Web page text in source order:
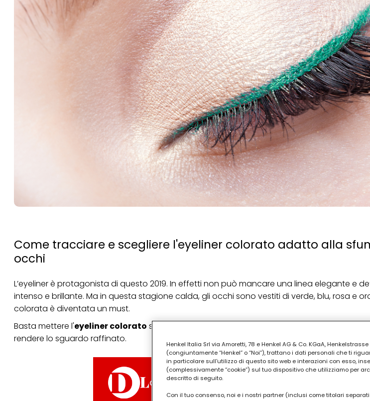
Come tracciare e scegliere l'eyeliner colorato adatto alla
occhi
PUBBLICITA'
L’eyeliner è protagonista di questo 2019. In effetti non può mancare una linea elegante e
intenso e brillante. Ma in questa stagione calda, gli occhi sono vestiti di verde, blu, rosa e
colorata è diventata un must.
Basta mettere l'eyeliner colorato sulle palpebre superiori in maniera che le due righe siano
rendere lo sguardo raffinato.
Henkel Italia Srl via Amoretti, 78 e Henkel AG & Co. KGaA,
(congiuntamente “Henkel” o “Noi”), trattano i dati personali che ti
in particolare sull'utilizzo di questo sito web e interazioni con esso,
(complessivamente “cookie”) sul tuo dispositivo che utilizziamo per
descritto di seguito.
Con il tuo consenso, noi e i nostri partner (inclusi come titolari